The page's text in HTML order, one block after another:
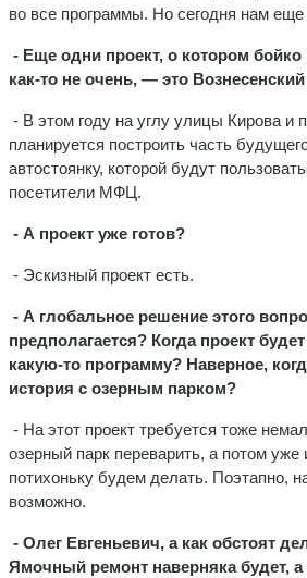
во все программы. Но сегодня нам еще
- Еще одни проект, о котором бойко
как-то не очень, — это
- В этом году на углу улицы Кирова и
планируется построить часть
автостоянку, которой будут
посетители МФЦ.
- А проект уже готов?
- Эскизный проект есть.
- А глобальное решение этого
предполагается? Когда проект
какую-то программу? Наверное,
история с озерным парком?
- На этот проект требуется тоже
озерный парк переварить, а потом уже
потихоньку будем делать. Поэтапно,
возможно.
- Олег Евгеньевич, а как обстоят
Ямочный ремонт наверняка будет, а